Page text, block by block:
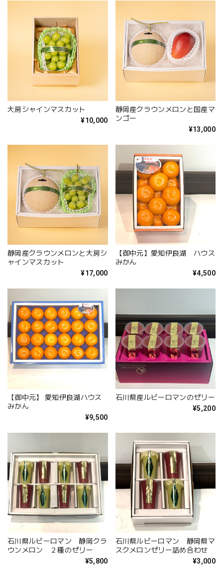
大房シャインマスカット
¥10,000
静岡産クラウンメロンと国産マ
ンゴー
¥13,000
静岡産クラウンメロンと大房シ
ャインマスカット
¥17,000
【御中元】愛知伊良湖 ハウス
みかん
¥4,500
【御中元】 愛知伊良湖ハウス
みかん
¥9,500
石川県産ルビーロマンのゼリー
¥5,200
石川県ルビーロマン 静岡クラ
ウンメロン ２種のゼリー
¥5,800
石川県ルビーロマン 静岡県マ
スクメロンゼリー詰め合わせ
¥3,000